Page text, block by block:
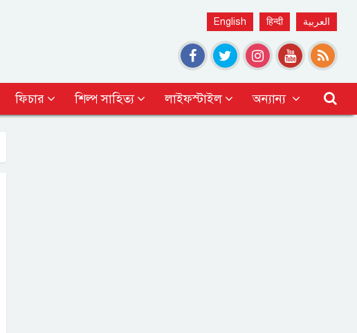
English हिन्दी العربية
ফিচার শিল্প সাহিত্য লাইফস্টাইল অন্যান্য